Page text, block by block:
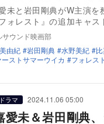
未と岩田剛典がW主演
ォレスト』の追加キャ
サウンド映画部
由紀
岩田剛典 水野美紀
ーストサマーウイカ
フォレスト
ラマ 2024.11.06 05:00
愛未＆岩田剛典